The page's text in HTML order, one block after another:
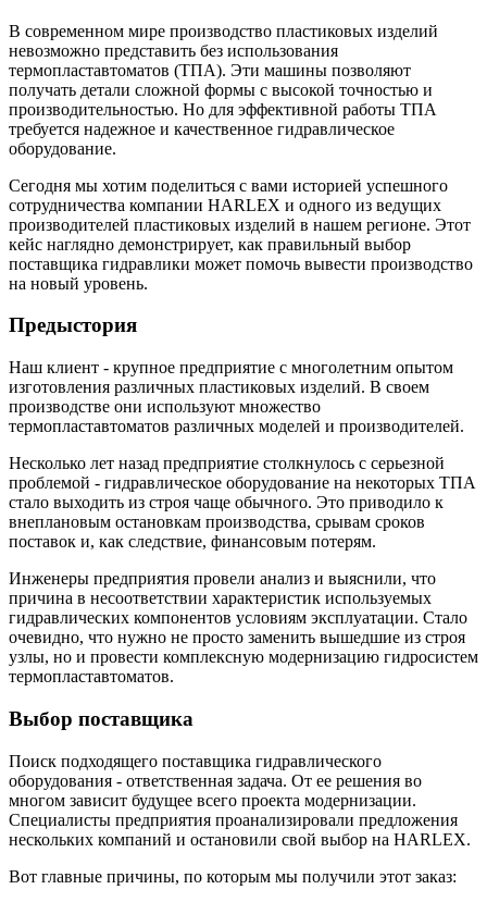
В современном мире производство пластиковых изделий
невозможно представить без использования
термопластавтоматов (ТПА). Эти машины позволяют
получать детали сложной формы с высокой точностью и
производительностью. Но для эффективной работы ТПА
требуется надежное и качественное гидравлическое
оборудование.
Сегодня мы хотим поделиться с вами историей успешного
сотрудничества компании HARLEX и одного из ведущих
производителей пластиковых изделий в нашем регионе. Этот
кейс наглядно демонстрирует, как правильный выбор
поставщика гидравлики может помочь вывести производство
на новый уровень.
Предыстория
Наш клиент - крупное предприятие с многолетним опытом
изготовления различных пластиковых изделий. В своем
производстве они используют множество
термопластавтоматов различных моделей и производителей.
Несколько лет назад предприятие столкнулось с серьезной
проблемой - гидравлическое оборудование на некоторых ТПА
стало выходить из строя чаще обычного. Это приводило к
внеплановым остановкам производства, срывам сроков
поставок и, как следствие, финансовым потерям.
Инженеры предприятия провели анализ и выяснили, что
причина в несоответствии характеристик используемых
гидравлических компонентов условиям эксплуатации. Стало
очевидно, что нужно не просто заменить вышедшие из строя
узлы, но и провести комплексную модернизацию гидросистем
термопластавтоматов.
Выбор поставщика
Поиск подходящего поставщика гидравлического
оборудования - ответственная задача. От ее решения во
многом зависит будущее всего проекта модернизации.
Специалисты предприятия проанализировали предложения
нескольких компаний и остановили свой выбор на HARLEX.
Вот главные причины, по которым мы получили этот заказ: